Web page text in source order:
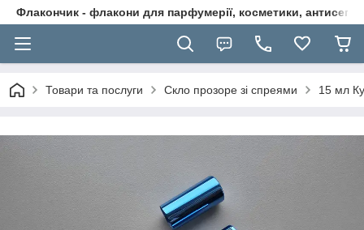
Флакончик - флакони для парфумерії, косметики,
Товари та послуги Скло прозоре зі спреями 15 мл